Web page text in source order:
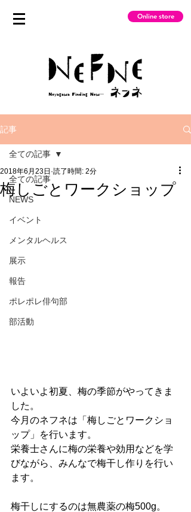
Online store
記事
全ての記事
NEWS
イベント
メンタルヘルス
展示
報告
ポレポレ俳句部
部活動
全ての記事
梅しごとワークショップ
2018年6月23日 読了時間: 2分
いよいよ初夏、梅の季節がやってきま
した。
今月のネフネは「梅しごとワークショ
ップ」を行います。
栄養士さんに梅の栄養や効用などを学
びながら、みんなで梅干し作りを行い
ます。
梅干しにするのは無農薬の梅500g。